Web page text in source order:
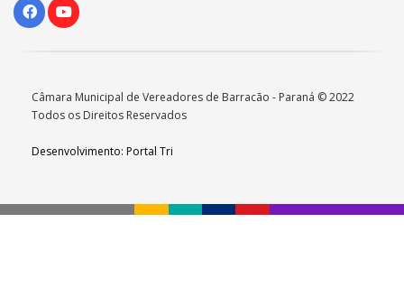
Câmara Municipal de Vereadores de Barracão - Paraná © 2022
Todos os Direitos Reservados
Desenvolvimento: Portal Tri